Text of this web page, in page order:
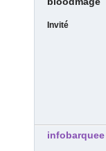
Invité
infobarquee